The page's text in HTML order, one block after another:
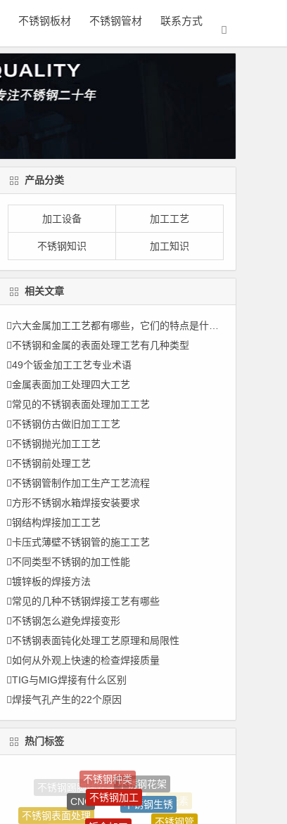
不锈钢板材 不锈钢管材 联系方式
产品分类
加工设备 加工工艺
不锈钢知识 加工知识
相关文章
六大金属加工工艺都有哪些，它们的特点是什么？
不锈钢和金属的表面处理工艺有几种类型
49个钣金加工工艺专业术语
金属表面加工处理四大工艺
常见的不锈钢表面处理加工工艺
不锈钢仿古做旧加工工艺
不锈钢抛光加工工艺
不锈钢前处理工艺
不锈钢管制作加工生产工艺流程
方形不锈钢水箱焊接安装要求
钢结构焊接加工工艺
卡压式薄壁不锈钢管的施工工艺
不同类型不锈钢的加工性能
镀锌板的焊接方法
常见的几种不锈钢焊接工艺有哪些
不锈钢怎么避免焊接变形
不锈钢表面钝化处理工艺原理和局限性
如何从外观上快速的检查焊接质量
TIG与MIG焊接有什么区别
焊接气孔产生的22个原因
热门标签
不锈钢表面处理
CNC
不锈钢加工
不锈钢生锈
不锈钢管
氩弧焊加工
钣金加工
拉丝不锈钢踢脚线